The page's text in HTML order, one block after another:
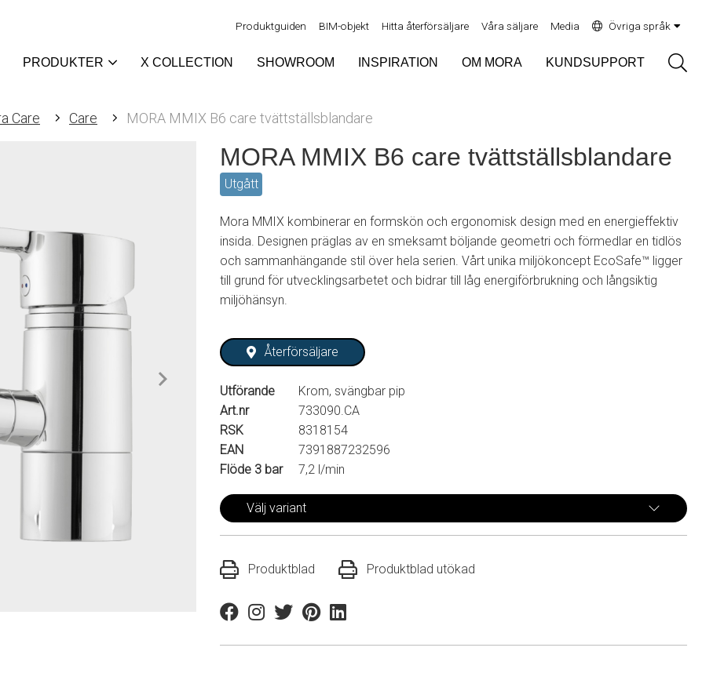
Produktguiden BIM-objekt Hitta återförsäljare Våra säljare Media Övriga språk
PRODUKTER X COLLECTION SHOWROOM INSPIRATION OM MORA KUNDSUPPORT
Care Care MORA MMIX B6 care tvättställsblandare
MORA MMIX B6 care tvättställsblandare
Utgått
Mora MMIX kombinerar en formskön och ergonomisk design med en energieffektiv
insida. Designen präglas av en smeksamt böljande geometri och förmedlar en tidlös
och sammanhängande stil över hela serien. Vårt unika miljökoncept EcoSafe™ ligger
till grund för utvecklingsarbetet och bidrar till låg energiförbrukning och långsiktig
miljöhänsyn.
Återförsäljare
Utförande
Krom, svängbar pip
Art.nr
733090.CA
RSK
8318154
EAN
7391887232596
Flöde 3 bar
7,2 l/min
Välj variant
Produktblad Produktblad utökad
FacebookInstagram
TwitterPinterestLinkedin